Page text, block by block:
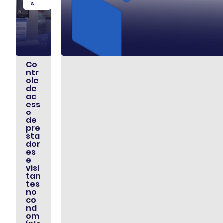
s
Co
ntr
ole
de
ac
ess
o
de
pre
sta
dor
es
e
visi
tan
tes
no
co
nd
om